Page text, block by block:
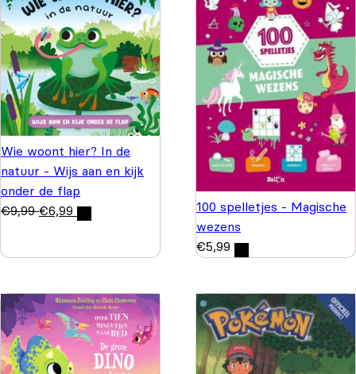
Wie woont hier? In de
natuur - Wijs aan en kijk
onder de flap
€9,99 €6,99
100 spelletjes - Magische
wezens
€5,99